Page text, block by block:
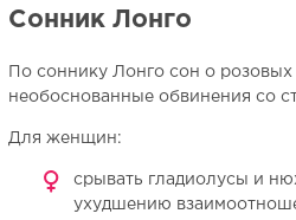
Сонник Лонго
По соннику Лонго сон о
необоснованные обвинения со
Для женщин:
срывать гладиолусы и
ухудшению